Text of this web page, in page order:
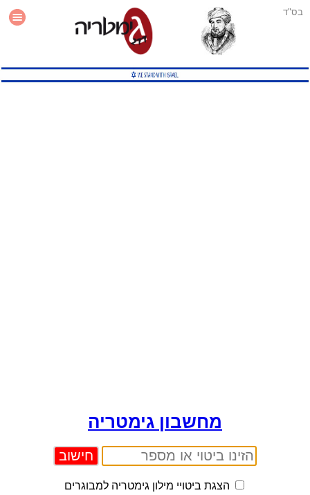
בס"ד
עזרה
מחשבון גימטריה
הצגת ביטויי מילון גימטריה למבוגרים